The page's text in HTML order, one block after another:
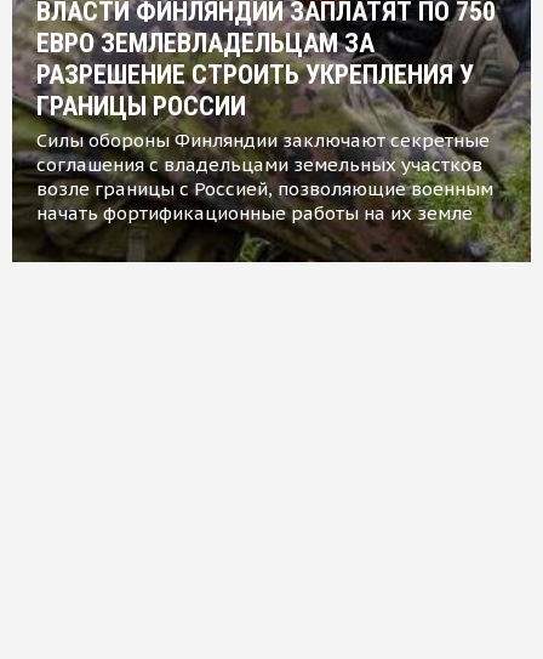
ВЛАСТИ ФИНЛЯНДИИ ЗАПЛАТЯТ ПО 750
ЕВРО ЗЕМЛЕВЛАДЕЛЬЦАМ ЗА
РАЗРЕШЕНИЕ СТРОИТЬ УКРЕПЛЕНИЯ У
ГРАНИЦЫ РОССИИ
Силы обороны Финляндии заключают секретные
соглашения с владельцами земельных участков
возле границы с Россией, позволяющие военным
начать фортификационные работы на их земле